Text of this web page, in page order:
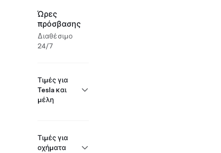
Ώρες
πρόσβασης
Διαθέσιμο
24/7
Τιμές για
Tesla και
μέλη
Τιμές για
οχήματα